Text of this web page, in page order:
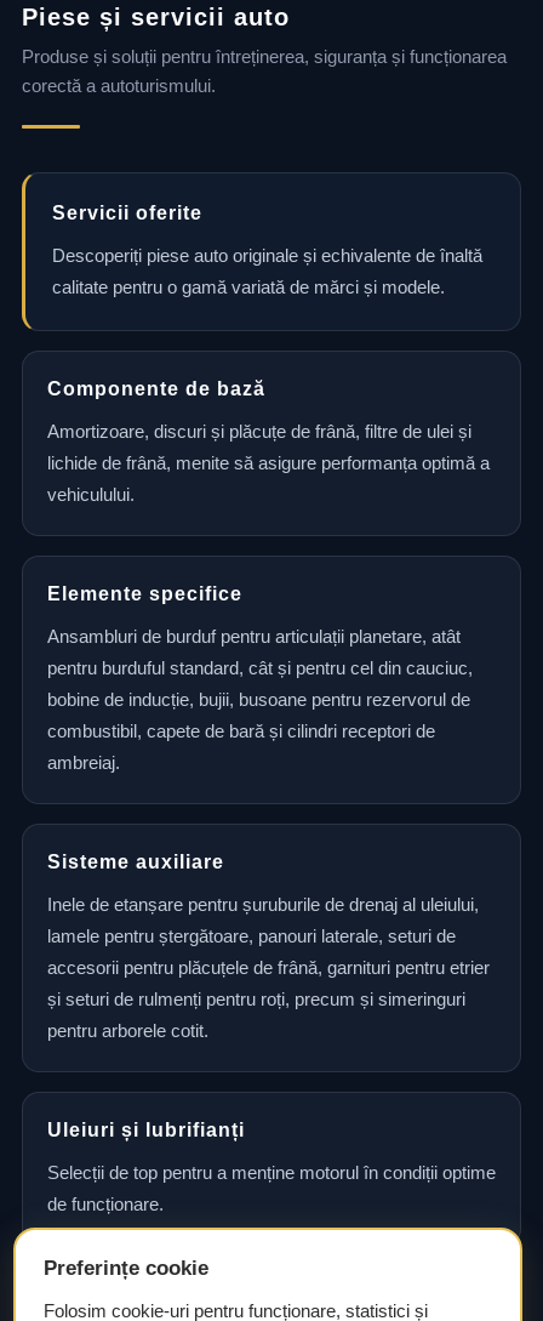
Piese și servicii auto
Produse și soluții pentru întreținerea, siguranța și funcționarea
corectă a autoturismului.
Servicii oferite
Descoperiți piese auto originale și echivalente de înaltă
calitate pentru o gamă variată de mărci și modele.
Componente de bază
Amortizoare, discuri și plăcuțe de frână, filtre de ulei și
lichide de frână, menite să asigure performanța optimă a
vehiculului.
Elemente specifice
Ansambluri de burduf pentru articulații planetare, atât
pentru burduful standard, cât și pentru cel din cauciuc,
bobine de inducție, bujii, busoane pentru rezervorul de
combustibil, capete de bară și cilindri receptori de
ambreiaj.
Sisteme auxiliare
Inele de etanșare pentru șuruburile de drenaj al uleiului,
lamele pentru ștergătoare, panouri laterale, seturi de
accesorii pentru plăcuțele de frână, garnituri pentru etrier
și seturi de rulmenți pentru roți, precum și simeringuri
pentru arborele cotit.
Uleiuri și lubrifianți
Selecții de top pentru a menține motorul în condiții optime
de funcționare.
Consultanță și asistență tehnică
Preferințe cookie
Folosim cookie-uri pentru funcționare, statistici și